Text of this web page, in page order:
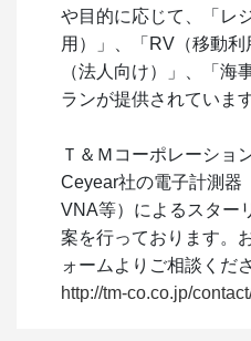
や目的に応じて、「レ
用）」、「RV（移動
（法人向け）」、「海
ランが提供されています
Ｔ＆Ｍコーポレーショ
Ceyear社の電子計測器
VNA等）によるスター
案を行っております。
ォームよりご相談くだ
http://tm-co.co.jp/